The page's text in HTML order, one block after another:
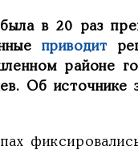
в 20 раз
приводит
районе
Об источнике